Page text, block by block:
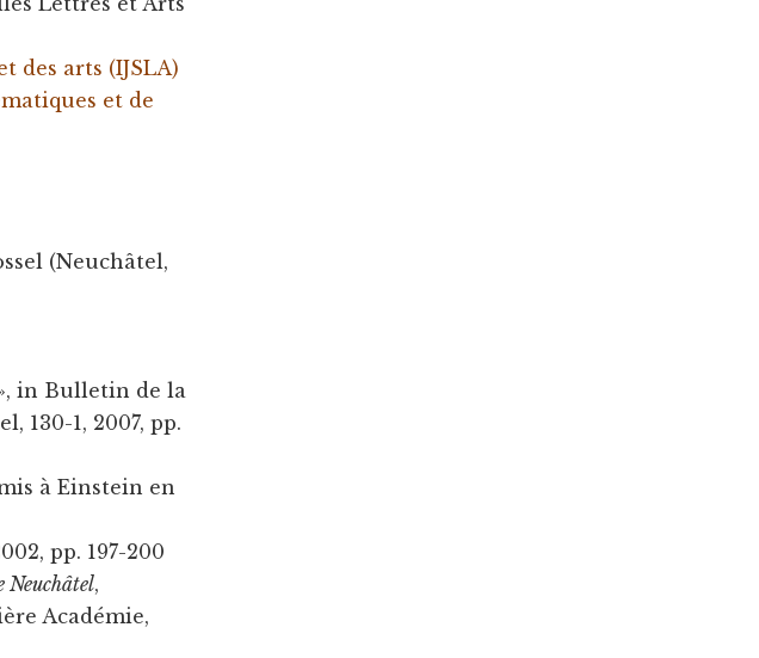
des arts (IJSLA)
et de
(Neuchâtel,
in Bulletin de la
130-1, 2007, pp.
à Einstein en
pp. 197-200
,
Académie,